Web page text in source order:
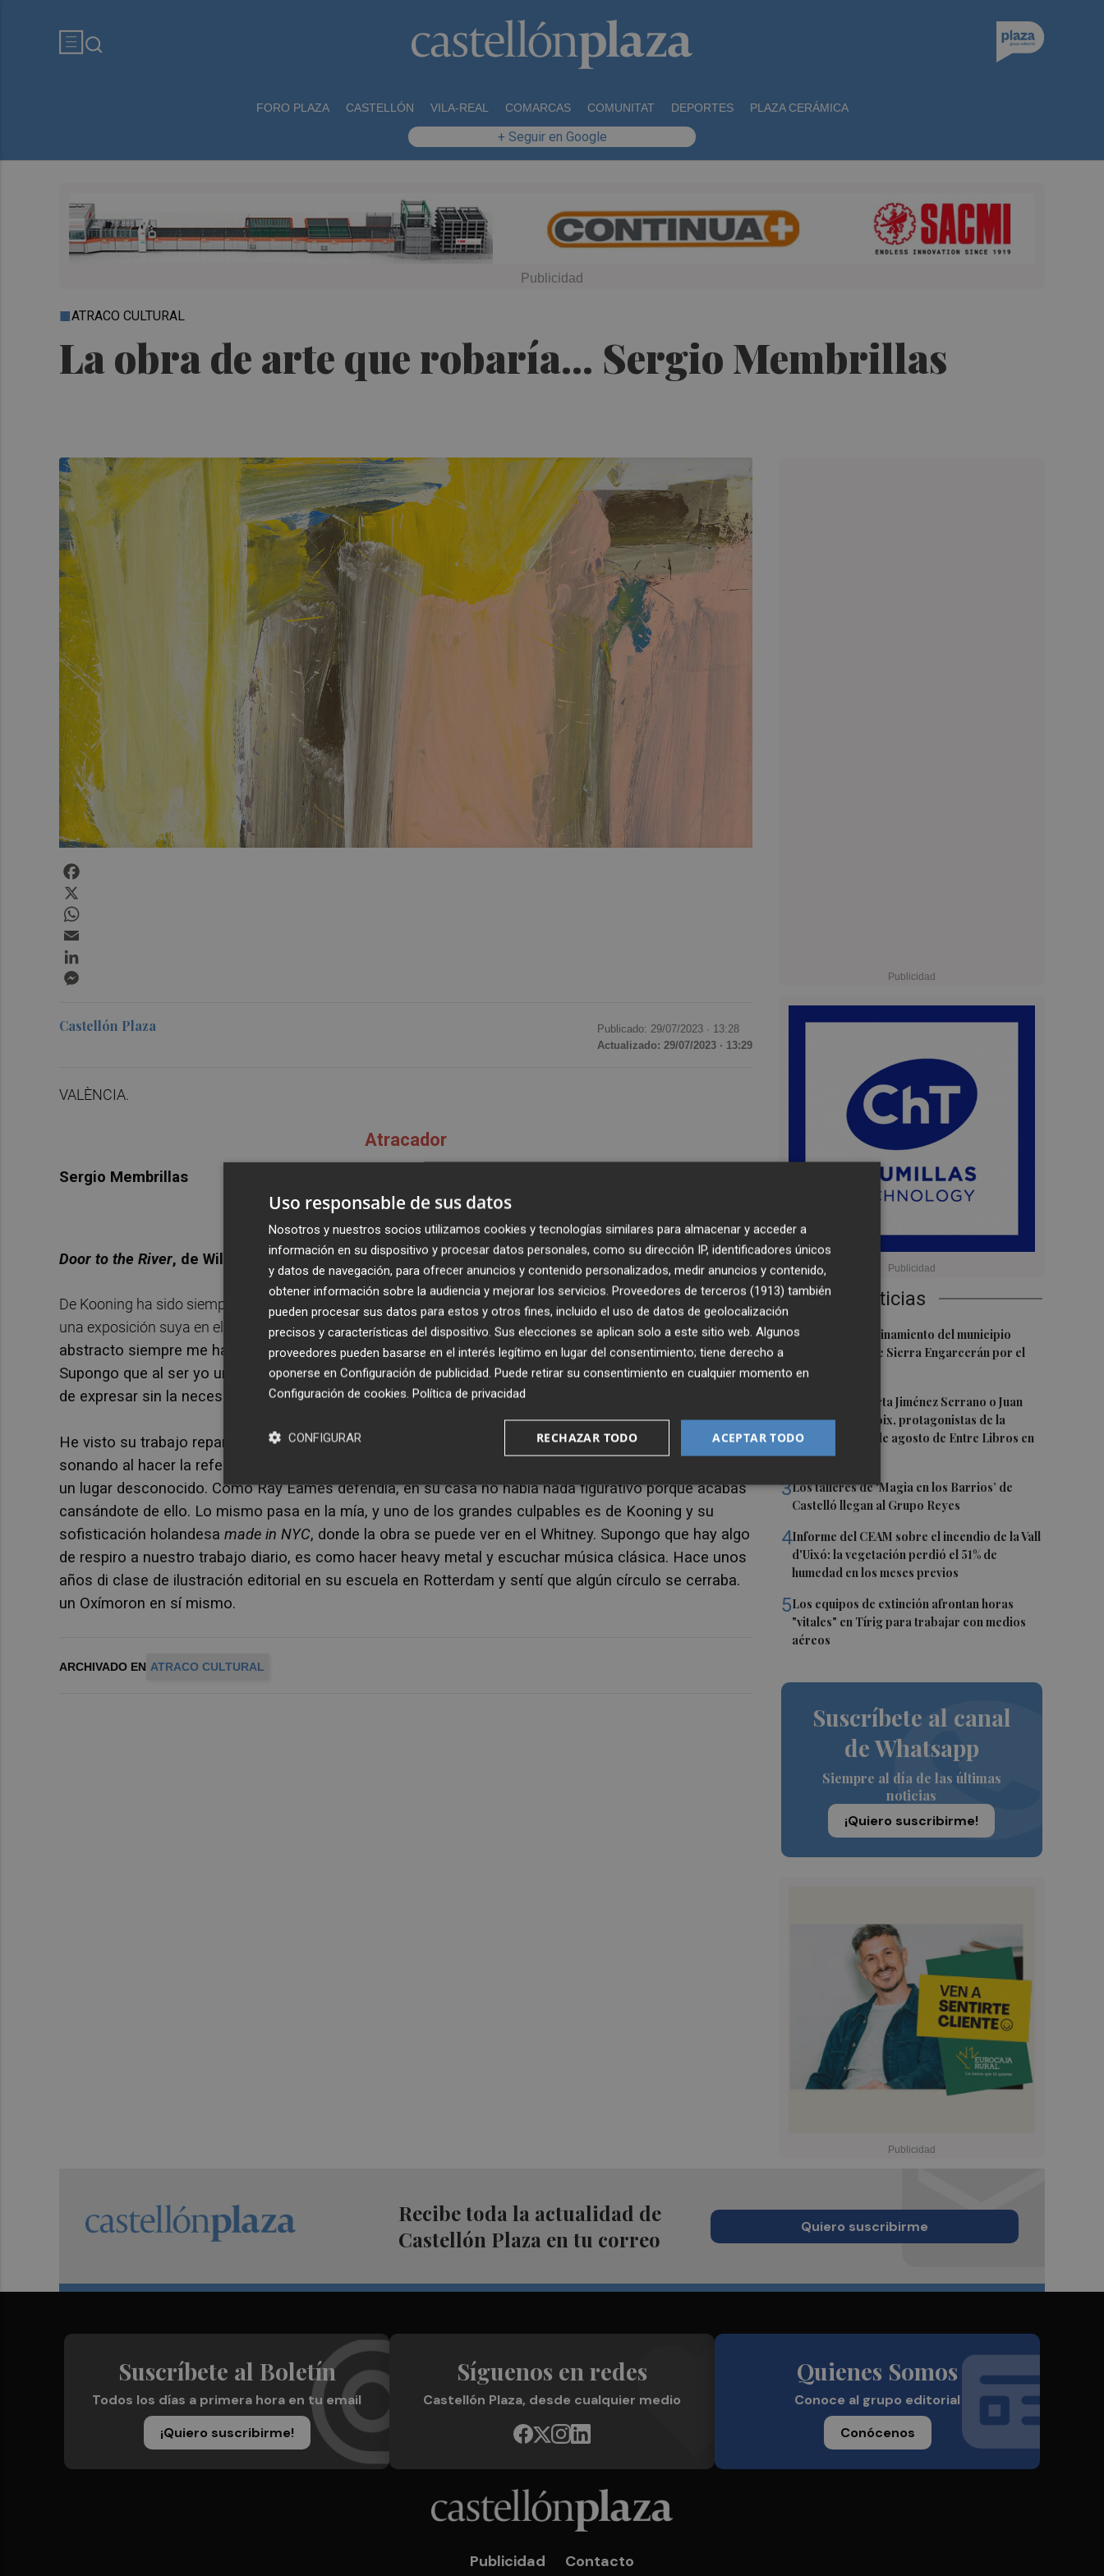
FORO PLAZA CASTELLÓN VILA-REAL COMARCAS COMUNITAT DEPORTES PLAZA CERÁMICA
+ Seguir en Google
La obra de arte que robaría... Sergio Membrillas
ATRACO CULTURAL
Últimas Noticias
1Levantan el confinamiento del municipio
castellonense de Sierra Engarcerán por el
incendio
Juan Tallón, Marta Jiménez Serrano o Juan
Evaristo Valls Boix, protagonistas de la
programación de agosto de Entre Libros en
Benicàssim
3Los talleres de ‘Magia en los Barrios’ de
Castelló llegan al Grupo Reyes
4Informe del CEAM sobre el incendio de la Vall
d'Uixó: la vegetación perdió el 51% de
humedad en los meses previos
5Los equipos de extinción afrontan horas
"vitales" en Tírig para trabajar con medios
aéreos
Suscríbete al canal
de Whatsapp
Siempre al día de las últimas
noticias
¡Quiero suscribirme!
Castellón Plaza Publicado: 29/07/2023 · 13:28
Actualizado: 29/07/2023 · 13:29
VALÈNCIA.
Atracador
Sergio Membrillas
Botín
Door to the River, de Willem de Kooning (1960)
De Kooning ha sido siempre una de mis grandes pasiones. Recuerdo estudiar la carrera de Bellas Artes y ver
una exposición suya en el IVAM, curada por aquel entonces por el gran Vicente Todolí.El expresionismo
abstracto siempre me ha fascinado, Esa expresividad del color, de las formas, las pinceladas…
Supongo que al ser yo un ilustrador figurativo el 90% del tiempo, me fascina esa libertad y esa manera
de expresar sin la necesidad de dictarnos las formas que nos han de comunicar.
He visto su trabajo repartido en diferentes exposiciones o galerías all around the world
(Daft Punk
sonando al hacer la referencia ) y siempre que me pongo delante de una de sus obras viajo un poco a
un lugar desconocido. Como Ray Eames defendía, en su casa no había nada figurativo porque acabas
cansándote de ello. Lo mismo pasa en la mía, y uno de los grandes culpables es de Kooning y su
sofisticación holandesa made in NYC, donde la obra se puede ver en el Whitney. Supongo que hay algo
de respiro a nuestro trabajo diario, es como hacer heavy metal y escuchar música clásica. Hace unos
años di clase de ilustración editorial en su escuela en Rotterdam y sentí que algún círculo se cerraba.
un Oxímoron en sí mismo.
ARCHIVADO EN ATRACO CULTURAL
Recibe toda la actualidad de
Castellón Plaza en tu correo
Quiero suscribirme
Suscríbete al Boletín
Todos los días a primera hora en tu email
¡Quiero suscribirme!
Síguenos en redes
Castellón Plaza, desde cualquier medio
Quienes Somos
Conoce al grupo editorial
Conócenos
Publicidad Contacto
Uso responsable de sus datos
Nosotros y nuestros socios utilizamos cookies y tecnologías similares para almacenar y acceder a
información en su dispositivo y procesar datos personales, como su dirección IP, identificadores únicos
y datos de navegación, para ofrecer anuncios y contenido personalizados, medir anuncios y contenido,
obtener información sobre la audiencia y mejorar los servicios. Proveedores de terceros (1913) también
pueden procesar sus datos para estos y otros fines, incluido el uso de datos de geolocalización
precisos y características del dispositivo. Sus elecciones se aplican solo a este sitio web. Algunos
proveedores pueden basarse en el interés legítimo en lugar del consentimiento; tiene derecho a
oponerse en Configuración de publicidad. Puede retirar su consentimiento en cualquier momento en
Configuración de cookies. Política de privacidad
ACEPTAR TODO
RECHAZAR TODO
CONFIGURAR